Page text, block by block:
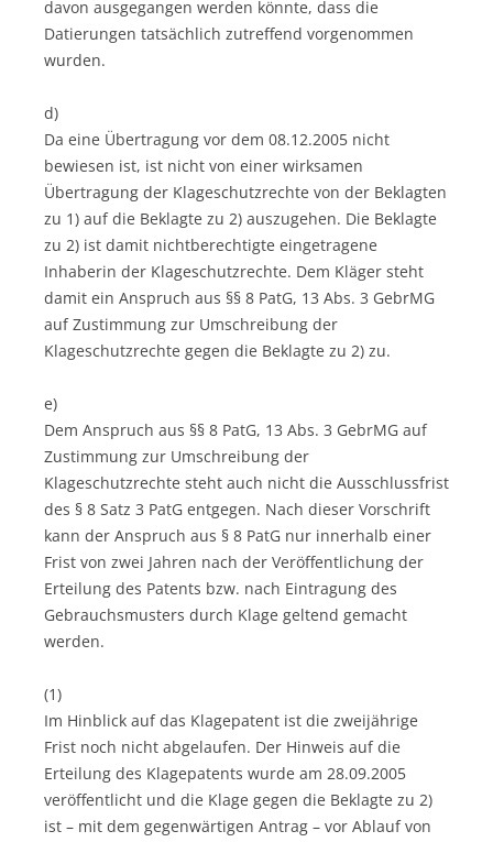
davon ausgegangen werden könnte, dass die
Datierungen tatsächlich zutreffend vorgenommen
wurden.
d)
Da eine Übertragung vor dem 08.12.2005 nicht
bewiesen ist, ist nicht von einer wirksamen
Übertragung der Klageschutzrechte von der Beklagten
zu 1) auf die Beklagte zu 2) auszugehen. Die Beklagte
zu 2) ist damit nichtberechtigte eingetragene
Inhaberin der Klageschutzrechte. Dem Kläger steht
damit ein Anspruch aus §§ 8 PatG, 13 Abs. 3 GebrMG
auf Zustimmung zur Umschreibung der
Klageschutzrechte gegen die Beklagte zu 2) zu.
e)
Dem Anspruch aus §§ 8 PatG, 13 Abs. 3 GebrMG auf
Zustimmung zur Umschreibung der
Klageschutzrechte steht auch nicht die Ausschlussfrist
des § 8 Satz 3 PatG entgegen. Nach dieser Vorschrift
kann der Anspruch aus § 8 PatG nur innerhalb einer
Frist von zwei Jahren nach der Veröffentlichung der
Erteilung des Patents bzw. nach Eintragung des
Gebrauchsmusters durch Klage geltend gemacht
werden.
(1)
Im Hinblick auf das Klagepatent ist die zweijährige
Frist noch nicht abgelaufen. Der Hinweis auf die
Erteilung des Klagepatents wurde am 28.09.2005
veröffentlicht und die Klage gegen die Beklagte zu 2)
ist – mit dem gegenwärtigen Antrag – vor Ablauf von